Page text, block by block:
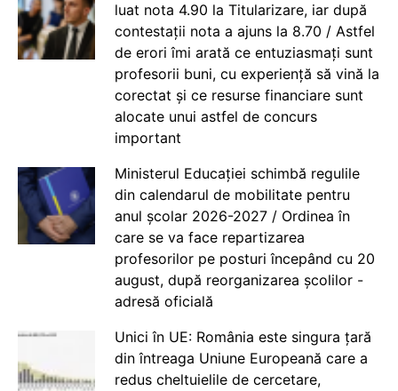
luat nota 4.90 la Titularizare, iar după
contestații nota a ajuns la 8.70 / Astfel
de erori îmi arată ce entuziasmați sunt
profesorii buni, cu experiență să vină la
corectat și ce resurse financiare sunt
alocate unui astfel de concurs
important
Ministerul Educației schimbă regulile
din calendarul de mobilitate pentru
anul școlar 2026-2027 / Ordinea în
care se va face repartizarea
profesorilor pe posturi începând cu 20
august, după reorganizarea școlilor -
adresă oficială
Unici în UE: România este singura țară
din întreaga Uniune Europeană care a
redus cheltuielile de cercetare,